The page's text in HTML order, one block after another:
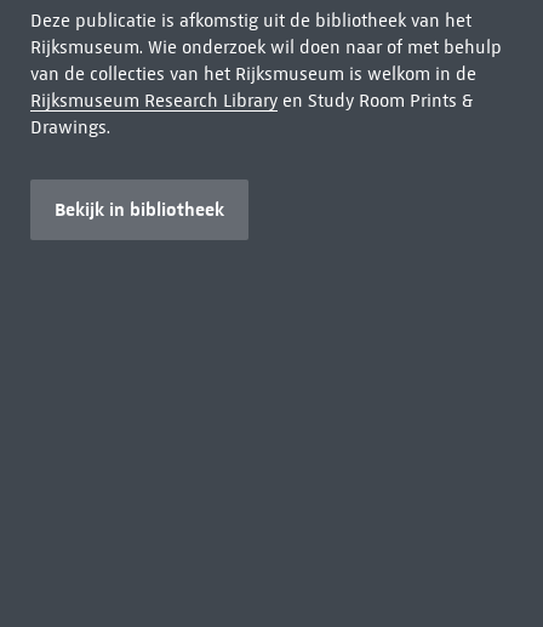
Deze publicatie is afkomstig uit de bibliotheek van het
Rijksmuseum. Wie onderzoek wil doen naar of met behulp
van de collecties van het Rijksmuseum is welkom in de
Rijksmuseum Research Libraryen Study Room Prints &
Drawings.
Bekijk in bibliotheek